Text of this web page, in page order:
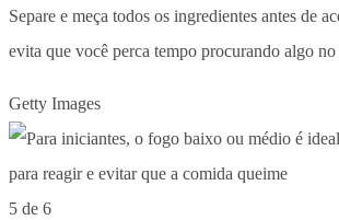
Separe e meça todos os ingredientes antes de
evita que você perca tempo procurando algo
Getty Images
5 de 6